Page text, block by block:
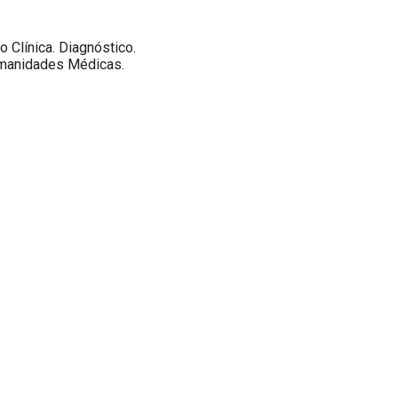
Clínica. Diagnóstico.
Médicas.